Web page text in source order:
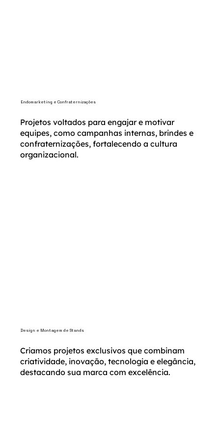
Endomarketing e Confraternizações
Projetos voltados para engajar e motivar
equipes, como campanhas internas, brindes e
confraternizações, fortalecendo a cultura
organizacional.
Design e Montagem de Stands
Criamos projetos exclusivos que combinam
criatividade, inovação, tecnologia e elegância,
destacando sua marca com excelência.